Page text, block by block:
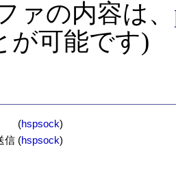
ァの内容は、
が可能です)
(hspsock)
信 (hspsock)